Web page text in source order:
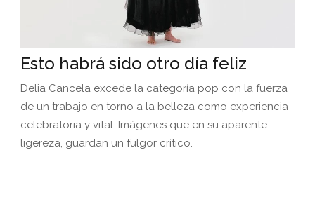
Esto habrá sido otro día feliz
Delia Cancela excede la categoría pop con la fuerza
de un trabajo en torno a la belleza como experiencia
celebratoria y vital. Imágenes que en su aparente
ligereza, guardan un fulgor crítico.